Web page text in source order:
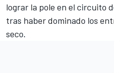
lograr la pole en el circuito
tras haber dominado los
seco.